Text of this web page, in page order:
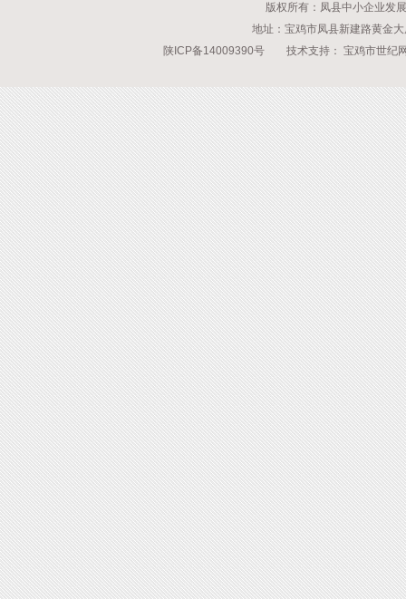
版权所有：凤县中小企业
地址：宝鸡市凤县新建路黄
陕ICP备14009390号 技术支持： 宝鸡市世纪